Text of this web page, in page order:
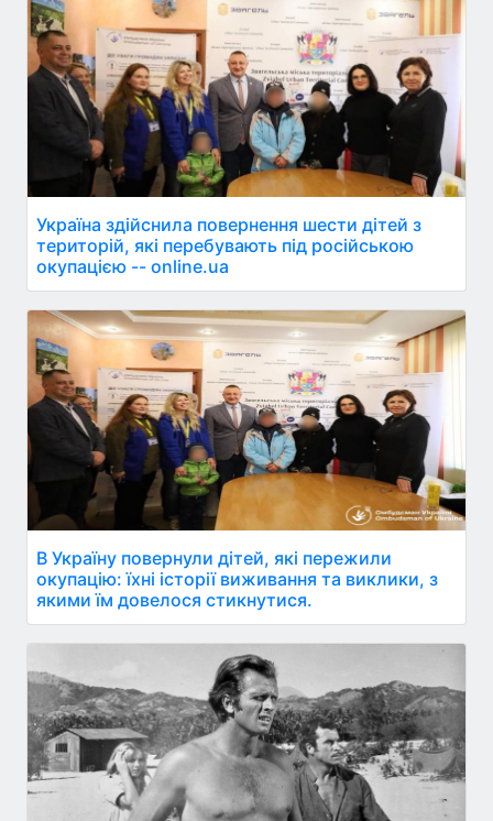
Україна здійснила повернення шести дітей з
територій, які перебувають під російською
окупацією -- online.ua
В Україну повернули дітей, які пережили
окупацію: їхні історії виживання та виклики, з
якими їм довелося стикнутися.